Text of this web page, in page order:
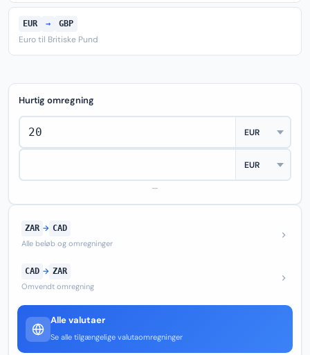
EUR → GBP
Euro til Britiske Pund
Hurtig omregning
—
ZAR → CAD
Alle beløb og omregninger
CAD → ZAR
Omvendt omregning
Alle valutaer
Se alle tilgængelige valutaomregninger